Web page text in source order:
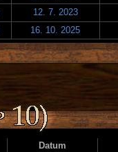
12. 7. 2023
16. 10. 2025
Datum